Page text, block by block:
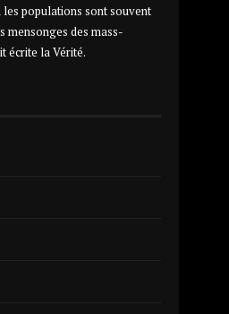
populations sont souvent
mensonges des mass-
écrite la Vérité.